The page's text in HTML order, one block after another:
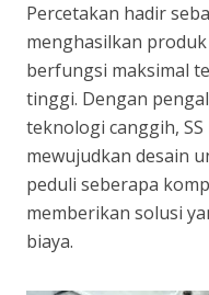
Percetakan hadir
menghasilkan
berfungsi maksimal
tinggi. Dengan
teknologi canggih,
mewujudkan desain
peduli seberapa
memberikan solusi
biaya.